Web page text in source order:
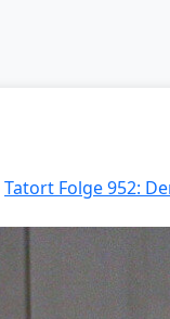
Tatort Folge 952: